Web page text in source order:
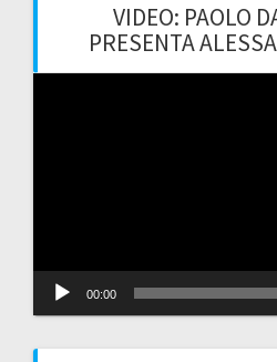
VIDEO: PAOLO
PRESENTA
00:00